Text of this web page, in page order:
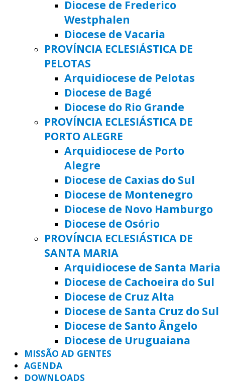
Diocese de Frederico
Westphalen
Diocese de Vacaria
PROVÍNCIA ECLESIÁSTICA DE
PELOTAS
Arquidiocese de Pelotas
Diocese de Bagé
Diocese do Rio Grande
PROVÍNCIA ECLESIÁSTICA DE
PORTO ALEGRE
Arquidiocese de Porto
Alegre
Diocese de Caxias do Sul
Diocese de Montenegro
Diocese de Novo Hamburgo
Diocese de Osório
PROVÍNCIA ECLESIÁSTICA DE
SANTA MARIA
Arquidiocese de Santa Maria
Diocese de Cachoeira do Sul
Diocese de Cruz Alta
Diocese de Santa Cruz do Sul
Diocese de Santo Ângelo
Diocese de Uruguaiana
MISSÃO AD GENTES
AGENDA
DOWNLOADS